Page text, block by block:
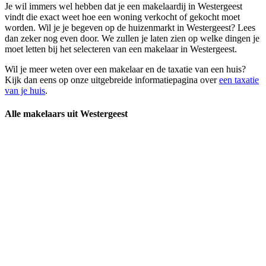
Je wil immers wel hebben dat je een makelaardij in Westergeest
vindt die exact weet hoe een woning verkocht of gekocht moet
worden. Wil je je begeven op de huizenmarkt in Westergeest? Lees
dan zeker nog even door. We zullen je laten zien op welke dingen je
moet letten bij het selecteren van een makelaar in Westergeest.
Wil je meer weten over een makelaar en de taxatie van een huis?
Kijk dan eens op onze uitgebreide informatiepagina overeen taxatie
van je huis.
Alle makelaars uit Westergeest